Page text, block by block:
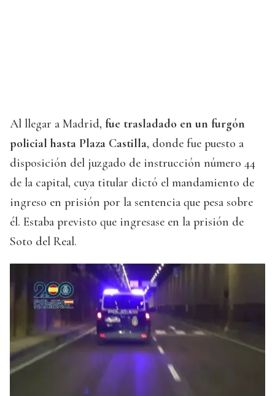
Al llegar a Madrid, fue trasladado en un furgón
policial hasta Plaza Castilla, donde fue puesto a
disposición del juzgado de instrucción número 44
de la capital, cuya titular dictó el mandamiento de
ingreso en prisión por la sentencia que pesa sobre
él. Estaba previsto que ingresase en la prisión de
Soto del Real.